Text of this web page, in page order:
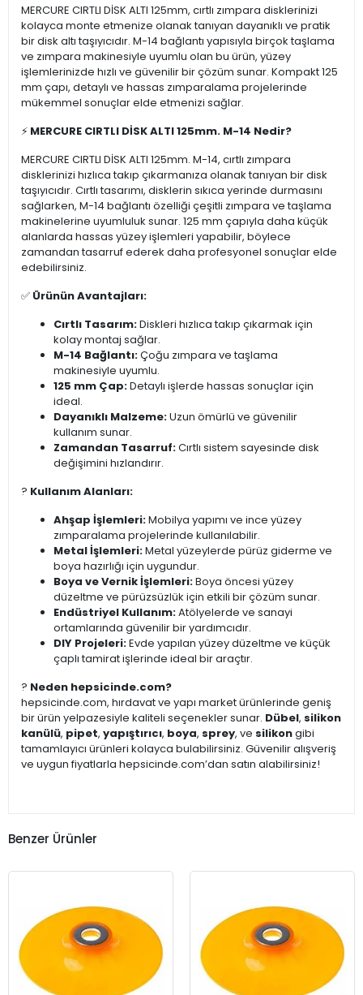
MERCURE CIRTLI DİSK ALTI 125mm, cırtlı zımpara disklerinizi
kolayca monte etmenize olanak tanıyan dayanıklı ve pratik
bir disk altı taşıyıcıdır. M-14 bağlantı yapısıyla birçok taşlama
ve zımpara makinesiyle uyumlu olan bu ürün, yüzey
işlemlerinizde hızlı ve güvenilir bir çözüm sunar. Kompakt 125
mm çapı, detaylı ve hassas zımparalama projelerinde
mükemmel sonuçlar elde etmenizi sağlar.
⚡ MERCURE CIRTLI DİSK ALTI 125mm. M-14 Nedir?
MERCURE CIRTLI DİSK ALTI 125mm. M-14, cırtlı zımpara
disklerinizi hızlıca takıp çıkarmanıza olanak tanıyan bir disk
taşıyıcıdır. Cırtlı tasarımı, disklerin sıkıca yerinde durmasını
sağlarken, M-14 bağlantı özelliği çeşitli zımpara ve taşlama
makinelerine uyumluluk sunar. 125 mm çapıyla daha küçük
alanlarda hassas yüzey işlemleri yapabilir, böylece
zamandan tasarruf ederek daha profesyonel sonuçlar elde
edebilirsiniz.
✅ Ürünün Avantajları:
Cırtlı Tasarım:Diskleri hızlıca takıp çıkarmak için
kolay montaj sağlar.
M-14 Bağlantı:Çoğu zımpara ve taşlama
makinesiyle uyumlu.
125 mm Çap:Detaylı işlerde hassas sonuçlar için
ideal.
Dayanıklı Malzeme:Uzun ömürlü ve güvenilir
kullanım sunar.
Zamandan Tasarruf:Cırtlı sistem sayesinde disk
değişimini hızlandırır.
?️ Kullanım Alanları:
Ahşap İşlemleri:Mobilya yapımı ve ince yüzey
zımparalama projelerinde kullanılabilir.
Metal İşlemleri:Metal yüzeylerde pürüz giderme ve
boya hazırlığı için uygundur.
Boya ve Vernik İşlemleri:Boya öncesi yüzey
düzeltme ve pürüzsüzlük için etkili bir çözüm sunar.
Endüstriyel Kullanım:Atölyelerde ve sanayi
ortamlarında güvenilir bir yardımcıdır.
DIY Projeleri:Evde yapılan yüzey düzeltme ve küçük
çaplı tamirat işlerinde ideal bir araçtır.
? Neden hepsicinde.com?
hepsicinde.com, hırdavat ve yapı market ürünlerinde geniş
bir ürün yelpazesiyle kaliteli seçenekler sunar. Dübel, silikon
kanülü, pipet, yapıştırıcı, boya, sprey, ve silikongibi
tamamlayıcı ürünleri kolayca bulabilirsiniz. Güvenilir alışveriş
ve uygun fiyatlarla hepsicinde.com’dan satın alabilirsiniz!
Benzer Ürünler